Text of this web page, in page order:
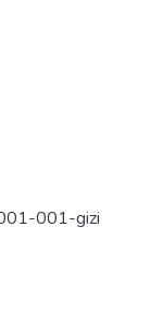
001-gizi